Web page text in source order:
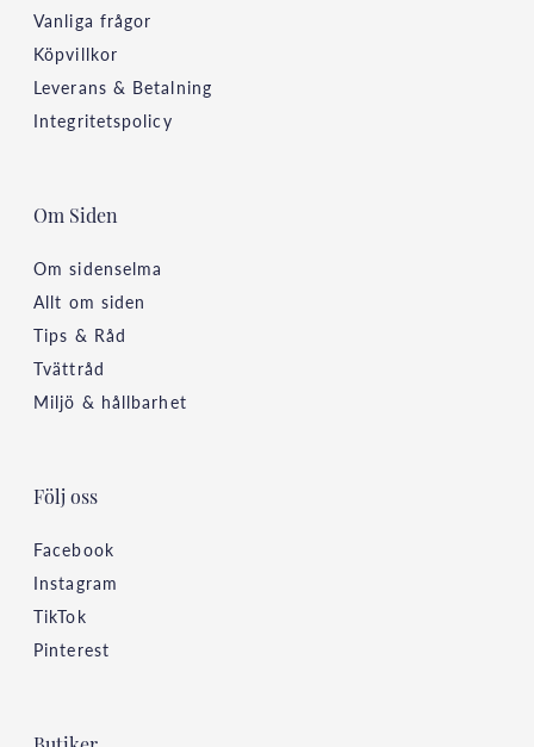
Vanliga frågor
Köpvillkor
Leverans & Betalning
Integritetspolicy
Om Siden
Om sidenselma
Allt om siden
Tips & Råd
Tvättråd
Miljö & hållbarhet
Följ oss
Facebook
Instagram
TikTok
Pinterest